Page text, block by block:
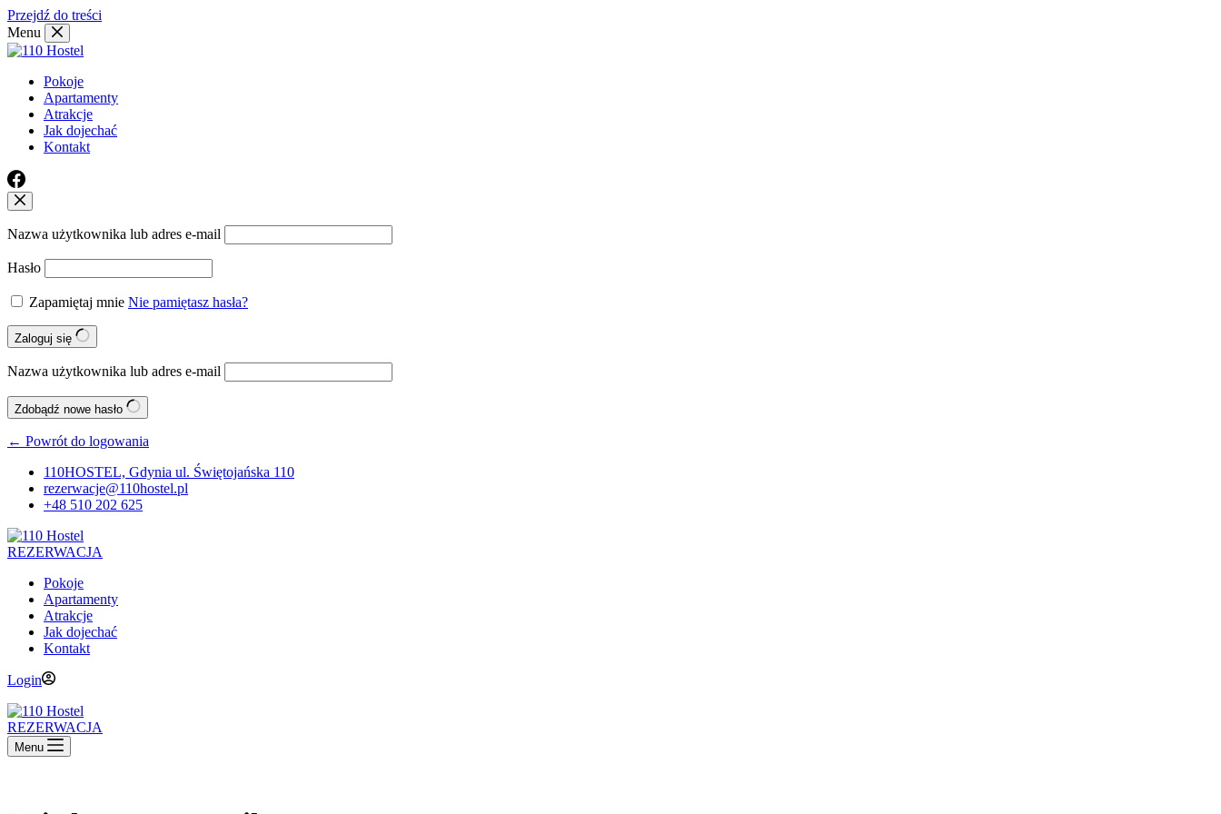
Przejdź do treści
Menu
Pokoje
Apartamenty
Atrakcje
Jak dojechać
Kontakt
Nazwa użytkownika lub adres e-mail
Hasło
Zapamiętaj mnie Nie pamiętasz hasła?
Zaloguj się
Nazwa użytkownika lub adres e-mail
Zdobądź nowe hasło
← Powrót do logowania
110HOSTEL, Gdynia ul. Świętojańska 110
rezerwacje@110hostel.pl
+48 510 202 625
REZERWACJA
Pokoje
Apartamenty
Atrakcje
Jak dojechać
Kontakt
Login
REZERWACJA
Menu